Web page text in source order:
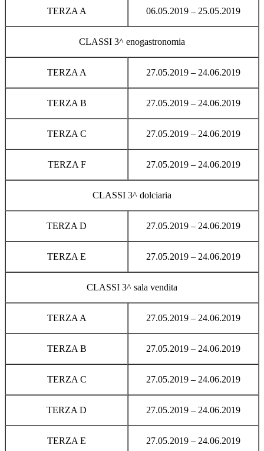
TERZA A 06.05.2019 – 25.05.2019
CLASSI 3^ enogastronomia
TERZA A 27.05.2019 – 24.06.2019
TERZA B 27.05.2019 – 24.06.2019
TERZA C 27.05.2019 – 24.06.2019
TERZA F 27.05.2019 – 24.06.2019
CLASSI 3^ dolciaria
TERZA D 27.05.2019 – 24.06.2019
TERZA E 27.05.2019 – 24.06.2019
CLASSI 3^ sala vendita
TERZA A 27.05.2019 – 24.06.2019
TERZA B 27.05.2019 – 24.06.2019
TERZA C 27.05.2019 – 24.06.2019
TERZA D 27.05.2019 – 24.06.2019
TERZA E 27.05.2019 – 24.06.2019